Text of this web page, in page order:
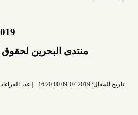
09/07/2019
منتدى البحرين لحقوق الإنسان
عدد القراءات: 6795 قراءة |